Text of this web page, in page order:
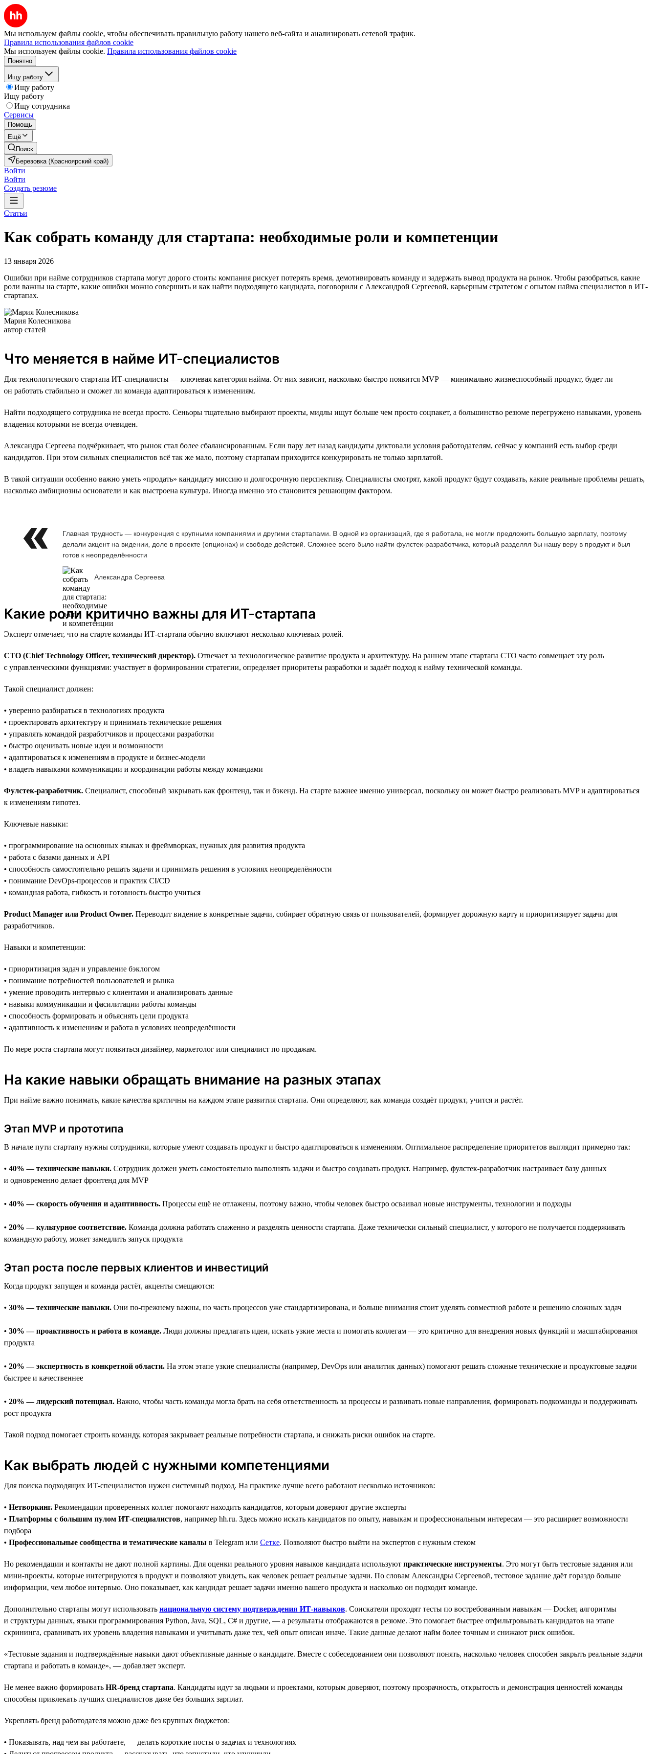
Мы используем файлы cookie, чтобы обеспечивать правильную работу нашего веб-сайта и анализировать сетевой трафик.
Правила использования файлов cookie
Мы используем файлы cookie. Правила использования файлов cookie
Понятно
Ищу работу
Ищу работу
Ищу работу
Ищу сотрудника
Сервисы
Помощь
Ещё
Поиск
Березовка (Красноярский край)
Войти
Войти
Создать резюме
Статьи
Как собрать команду для стартапа: необходимые роли и компетенции
13 января 2026
Ошибки при найме сотрудников стартапа могут дорого стоить: компания рискует потерять время, демотивировать команду и задержать вывод продукта на рынок. Чтобы разобраться, какие
роли важны на старте, какие ошибки можно совершить и как найти подходящего кандидата, поговорили с Александрой Сергеевой, карьерным стратегом с опытом найма специалистов в ИТ-
стартапах.
Мария Колесникова
автор статей
Что меняется в найме ИТ-специалистов
Для технологического стартапа ИТ-специалисты — ключевая категория найма. От них зависит, насколько быстро появится MVP — минимально жизнеспособный продукт, будет ли
он работать стабильно и сможет ли команда адаптироваться к изменениям.
Найти подходящего сотрудника не всегда просто. Сеньоры тщательно выбирают проекты, мидлы ищут больше чем просто соцпакет, а большинство резюме перегружено навыками, уровень
владения которыми не всегда очевиден.
Александра Сергеева подчёркивает, что рынок стал более сбалансированным. Если пару лет назад кандидаты диктовали условия работодателям, сейчас у компаний есть выбор среди
кандидатов. При этом сильных специалистов всё так же мало, поэтому стартапам приходится конкурировать не только зарплатой.
В такой ситуации особенно важно уметь «продать» кандидату миссию и долгосрочную перспективу. Специалисты смотрят, какой продукт будут создавать, какие реальные проблемы решать,
насколько амбициозны основатели и как выстроена культура. Иногда именно это становится решающим фактором.
Главная трудность — конкуренция с крупными компаниями и другими стартапами. В одной из организаций, где я работала, не могли предложить большую зарплату, поэтому
делали акцент на видении, доле в проекте (опционах) и свободе действий. Сложнее всего было найти фулстек-разработчика, который разделял бы нашу веру в продукт и был
готов к неопределённости
Александра Сергеева
Какие роли критично важны для ИТ-стартапа
Эксперт отмечает, что на старте команды ИТ-стартапа обычно включают несколько ключевых ролей.
CTO (Chief Technology Officer, технический директор). Отвечает за технологическое развитие продукта и архитектуру. На раннем этапе стартапа CTO часто совмещает эту роль
с управленческими функциями: участвует в формировании стратегии, определяет приоритеты разработки и задаёт подход к найму технической команды.
Такой специалист должен:
• уверенно разбираться в технологиях продукта
• проектировать архитектуру и принимать технические решения
• управлять командой разработчиков и процессами разработки
• быстро оценивать новые идеи и возможности
• адаптироваться к изменениям в продукте и бизнес-модели
• владеть навыками коммуникации и координации работы между командами
Фулстек-разработчик. Специалист, способный закрывать как фронтенд, так и бэкенд. На старте важнее именно универсал, поскольку он может быстро реализовать MVP и адаптироваться
к изменениям гипотез.
Ключевые навыки:
• программирование на основных языках и фреймворках, нужных для развития продукта
• работа с базами данных и API
• способность самостоятельно решать задачи и принимать решения в условиях неопределённости
• понимание DevOps-процессов и практик CI/CD
• командная работа, гибкость и готовность быстро учиться
Product Manager или Product Owner. Переводит видение в конкретные задачи, собирает обратную связь от пользователей, формирует дорожную карту и приоритизирует задачи для
разработчиков.
Навыки и компетенции:
• приоритизация задач и управление бэклогом
• понимание потребностей пользователей и рынка
• умение проводить интервью с клиентами и анализировать данные
• навыки коммуникации и фасилитации работы команды
• способность формировать и объяснять цели продукта
• адаптивность к изменениям и работа в условиях неопределённости
По мере роста стартапа могут появиться дизайнер, маркетолог или специалист по продажам.
На какие навыки обращать внимание на разных этапах
При найме важно понимать, какие качества критичны на каждом этапе развития стартапа. Они определяют, как команда создаёт продукт, учится и растёт.
Этап MVP и прототипа
В начале пути стартапу нужны сотрудники, которые умеют создавать продукт и быстро адаптироваться к изменениям. Оптимальное распределение приоритетов выглядит примерно так:
• 40% — технические навыки. Сотрудник должен уметь самостоятельно выполнять задачи и быстро создавать продукт. Например, фулстек-разработчик настраивает базу данных
и одновременно делает фронтенд для MVP
• 40% — скорость обучения и адаптивность. Процессы ещё не отлажены, поэтому важно, чтобы человек быстро осваивал новые инструменты, технологии и подходы
• 20% — культурное соответствие. Команда должна работать слаженно и разделять ценности стартапа. Даже технически сильный специалист, у которого не получается поддерживать
командную работу, может замедлить запуск продукта
Этап роста после первых клиентов и инвестиций
Когда продукт запущен и команда растёт, акценты смещаются:
• 30% — технические навыки. Они по-прежнему важны, но часть процессов уже стандартизирована, и больше внимания стоит уделять совместной работе и решению сложных задач
• 30% — проактивность и работа в команде. Люди должны предлагать идеи, искать узкие места и помогать коллегам — это критично для внедрения новых функций и масштабирования
продукта
• 20% — экспертность в конкретной области. На этом этапе узкие специалисты (например, DevOps или аналитик данных) помогают решать сложные технические и продуктовые задачи
быстрее и качественнее
• 20% — лидерский потенциал. Важно, чтобы часть команды могла брать на себя ответственность за процессы и развивать новые направления, формировать подкоманды и поддерживать
рост продукта
Такой подход помогает строить команду, которая закрывает реальные потребности стартапа, и снижать риски ошибок на старте.
Как выбрать людей с нужными компетенциями
Для поиска подходящих ИТ-специалистов нужен системный подход. На практике лучше всего работают несколько источников:
• Нетворкинг. Рекомендации проверенных коллег помогают находить кандидатов, которым доверяют другие эксперты
• Платформы с большим пулом ИТ-специалистов, например hh.ru. Здесь можно искать кандидатов по опыту, навыкам и профессиональным интересам — это расширяет возможности
подбора
• Профессиональные сообщества и тематические каналы в Telegram или Сетке. Позволяют быстро выйти на экспертов с нужным стеком
Но рекомендации и контакты не дают полной картины. Для оценки реального уровня навыков кандидата используют практические инструменты. Это могут быть тестовые задания или
мини-проекты, которые интегрируются в продукт и позволяют увидеть, как человек решает реальные задачи. По словам Александры Сергеевой, тестовое задание даёт гораздо больше
информации, чем любое интервью. Оно показывает, как кандидат решает задачи именно вашего продукта и насколько он подходит команде.
Дополнительно стартапы могут использовать национальную систему подтверждения ИТ-навыков. Соискатели проходят тесты по востребованным навыкам — Docker, алгоритмы
и структуры данных, языки программирования Python, Java, SQL, C# и другие, — а результаты отображаются в резюме. Это помогает быстрее отфильтровывать кандидатов на этапе
скрининга, сравнивать их уровень владения навыками и учитывать даже тех, чей опыт описан иначе. Такие данные делают найм более точным и снижают риск ошибок.
«Тестовые задания и подтверждённые навыки дают объективные данные о кандидате. Вместе с собеседованием они позволяют понять, насколько человек способен закрыть реальные задачи
стартапа и работать в команде», — добавляет эксперт.
Не менее важно формировать HR-бренд стартапа. Кандидаты идут за людьми и проектами, которым доверяют, поэтому прозрачность, открытость и демонстрация ценностей команды
способны привлекать лучших специалистов даже без больших зарплат.
Укреплять бренд работодателя можно даже без крупных бюджетов:
• Показывать, над чем вы работаете, — делать короткие посты о задачах и технологиях